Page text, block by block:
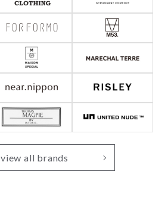
view all brands